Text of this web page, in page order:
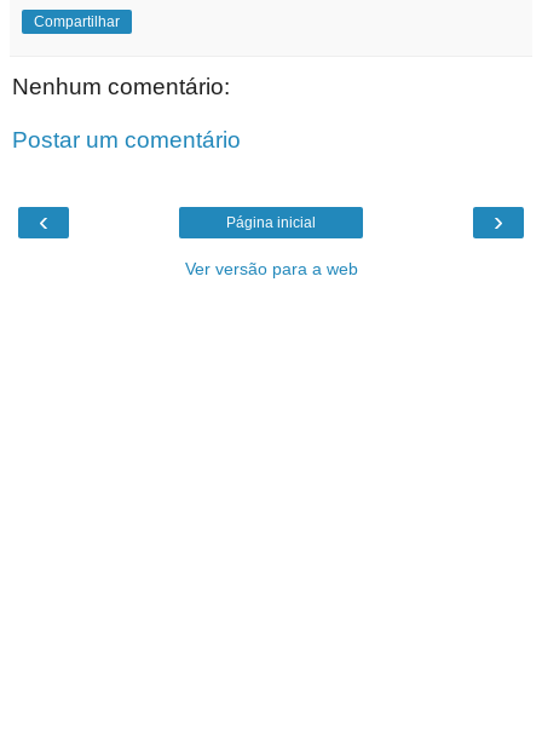
Compartilhar
Nenhum comentário:
Postar um comentário
‹ ›
Página inicial
Ver versão para a web